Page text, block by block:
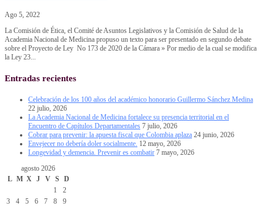
Ago 5, 2022
La Comisión de Ética, el Comité de Asuntos Legislativos y la Comisión de Salud de la
Academia Nacional de Medicina propuso un texto para ser presentado en segundo debate
sobre el Proyecto de Ley No 173 de 2020 de la Cámara » Por medio de la cual se modifica
la Ley 23...
Entradas recientes
Celebración de los 100 años del académico honorario Guillermo Sánchez Medina
22 julio, 2026
La Academia Nacional de Medicina fortalece su presencia territorial en el
Encuentro de Capítulos Departamentales 7 julio, 2026
Cobrar para prevenir: la apuesta fiscal que Colombia aplaza 24 junio, 2026
Envejecer no debería doler socialmente. 12 mayo, 2026
Longevidad y demencia. Prevenir es combatir 7 mayo, 2026
agosto 2026
L M X J V S
D
1
2
3
4 5 6 7 8
9